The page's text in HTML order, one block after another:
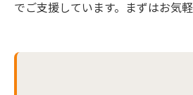
でご支援しています。まずはお気